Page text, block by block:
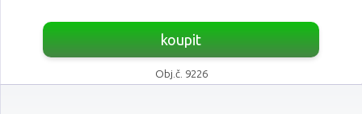
koupit
Obj.č. 9226